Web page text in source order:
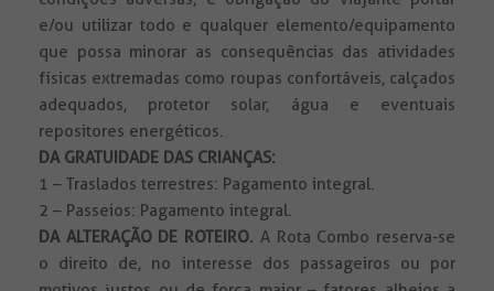
e/ou utilizar todo e qualquer elemento/equipamento
que possa minorar as consequências das atividades
físicas extremadas como roupas confortáveis, calçados
adequados, protetor solar, água e eventuais
repositores energéticos.
DA GRATUIDADE DAS CRIANÇAS:
1 – Traslados terrestres: Pagamento integral.
2 – Passeios: Pagamento integral.
DA ALTERAÇÃO DE ROTEIRO. A Rota Combo reserva-se
o direito de, no interesse dos passageiros ou por